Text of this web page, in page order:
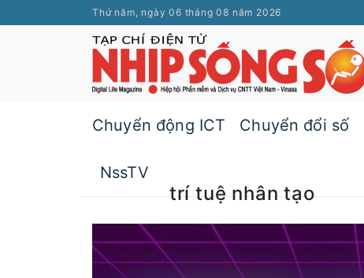
Thứ năm, ngày 06 tháng 08 năm 2026
Chuyển động ICT Chuyển đổi số
NssTV
trí tuệ nhân tạo